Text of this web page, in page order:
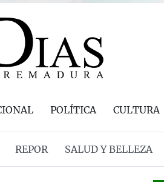
POLÍTICA CULTURA
REPOR SALUD Y BELLEZA